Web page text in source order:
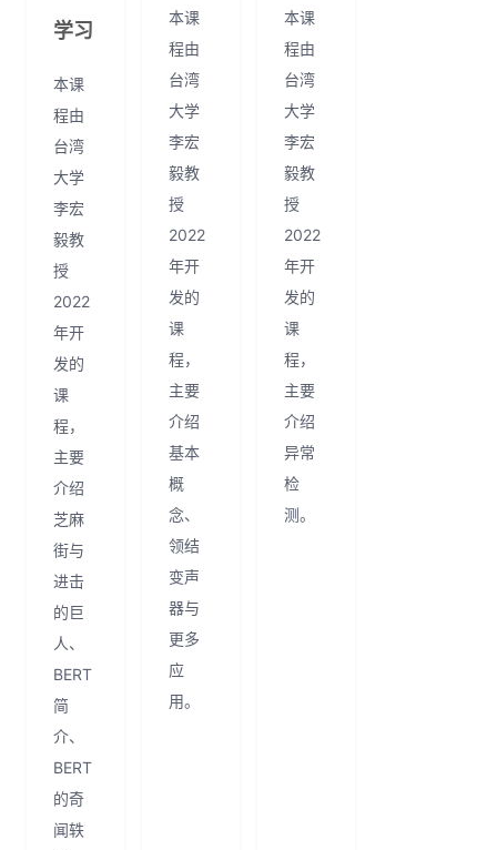
学习
本课
程由
台湾
大学
李宏
毅教
授
2022
年开
发的
课
程，
主要
介绍
芝麻
街与
进击
的巨
人、
BERT
简
介、
BERT
的奇
闻轶
本课
程由
台湾
大学
李宏
毅教
授
2022
年开
发的
课
程，
主要
介绍
基本
概
念、
领结
变声
器与
更多
应
用。
本课
程由
台湾
大学
李宏
毅教
授
2022
年开
发的
课
程，
主要
介绍
异常
检
测。